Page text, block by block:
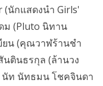
(นักแสดงนำ Girls'
ม (Pluto นิทาน
ยน (คุณวาฬร้านชำ
ตินธรกุล (ล้านวง
นัท นัทธมน โชคจินดา